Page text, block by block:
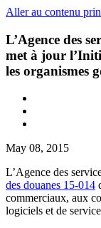
Aller au contenu
L’Agence des
met à jour
les organismes
May 08, 2015
L’Agence des
des douanes 15-014
commerciaux, aux
logiciels et de